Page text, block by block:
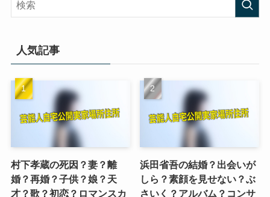
人気記事
村下孝蔵の死因？妻？離
婚？再婚？子供？娘？天
才？歌？初恋？ロマンスカ
浜田省吾の結婚？出会いが
しら？素顔を見せない？ぶ
さいく？アルバム？コンサ